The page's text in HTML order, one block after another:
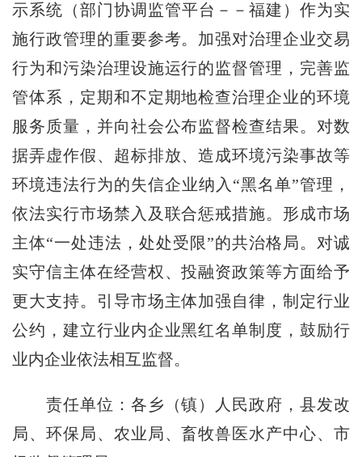
示系统（部门协调监管平台－－福建）作为实
施行政管理的重要参考。加强对治理企业交易
行为和污染治理设施运行的监督管理，完善监
管体系，定期和不定期地检查治理企业的环境
服务质量，并向社会公布监督检查结果。对数
据弄虚作假、超标排放、造成环境污染事故等
环境违法行为的失信企业纳入“黑名单”管理，
依法实行市场禁入及联合惩戒措施。形成市场
主体“一处违法，处处受限”的共治格局。对诚
实守信主体在经营权、投融资政策等方面给予
更大支持。引导市场主体加强自律，制定行业
公约，建立行业内企业黑红名单制度，鼓励行
业内企业依法相互监督。
责任单位：各乡（镇）人民政府，县发改
局、环保局、农业局、畜牧兽医水产中心、市